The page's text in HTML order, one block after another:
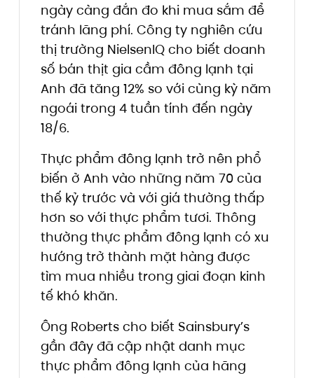
ngày càng đắn đo khi mua sắm để
tránh lãng phí. Công ty nghiên cứu
thị trường NielsenIQ cho biết doanh
số bán thịt gia cầm đông lạnh tại
Anh đã tăng 12% so với cùng kỳ năm
ngoái trong 4 tuần tính đến ngày
18/6.
Thực phẩm đông lạnh trở nên phổ
biến ở Anh vào những năm 70 của
thế kỷ trước và với giá thường thấp
hơn so với thực phẩm tươi. Thông
thường thực phẩm đông lạnh có xu
hướng trở thành mặt hàng được
tìm mua nhiều trong giai đoạn kinh
tế khó khăn.
Ông Roberts cho biết Sainsbury’s
gần đây đã cập nhật danh mục
thực phẩm đông lạnh của hãng